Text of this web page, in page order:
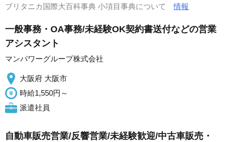
ブリタニカ国際大百科事典 小項目事典について情報
一般事務・OA事務/未経験OK契約書送付などの営業
アシスタント
マンパワーグループ株式会社
大阪府 大阪市
時給1,550円～
派遣社員
自動車販売営業/反響営業/未経験歓迎/中古車販売・